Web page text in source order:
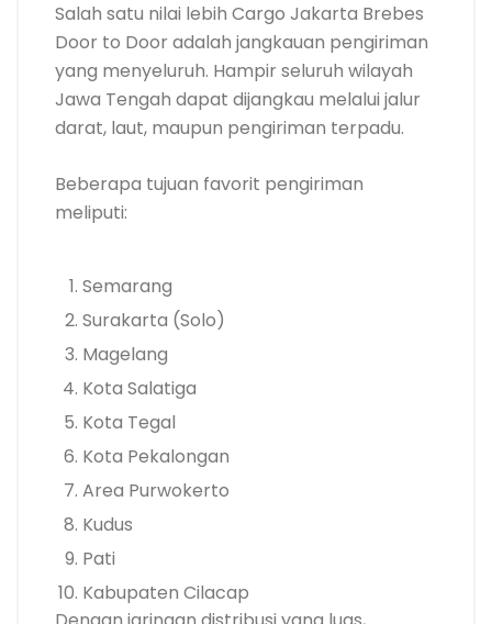
Salah satu nilai lebih Cargo Jakarta Brebes
Door to Door adalah jangkauan pengiriman
yang menyeluruh. Hampir seluruh wilayah
Jawa Tengah dapat dijangkau melalui jalur
darat, laut, maupun pengiriman terpadu.
Beberapa tujuan favorit pengiriman
meliputi:
Semarang
Surakarta (Solo)
Magelang
Kota Salatiga
Kota Tegal
Kota Pekalongan
Area Purwokerto
Kudus
Pati
Kabupaten Cilacap